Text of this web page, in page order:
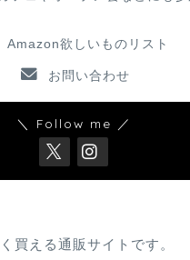
Amazon欲しいものリスト
お問い合わせ
＼ Follow me ／
買える通販サイトです。